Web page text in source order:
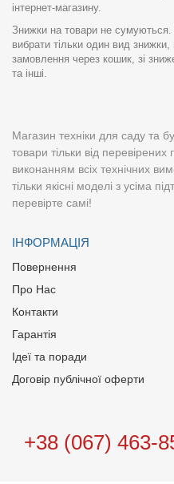
інтернет-магазину.
Знижки на товари не
вибрати тільки один вид
замовлення через кошик, зі
та інші.
Магазин техніки для саду та
товари тільки від перевірених
виконанням всіх технічних
тільки якісні моделі з усіма
перевірте самі!
ІНФОРМАЦІЯ
Повернення
Про Нас
Контакти
Гарантія
Ідеї та поради
Договір публічної оферти
+38 (067) 463-